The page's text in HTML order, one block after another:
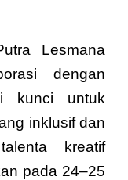
Lesmana
dengan
kunci untuk
inklusif dan
kreatif
pada 24–25